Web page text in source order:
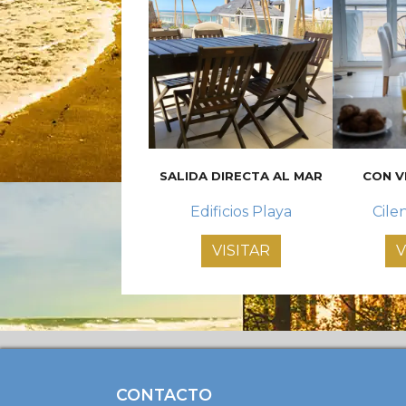
SALIDA DIRECTA AL MAR
Edificios Playa
VISITAR
CON
CONTACTO